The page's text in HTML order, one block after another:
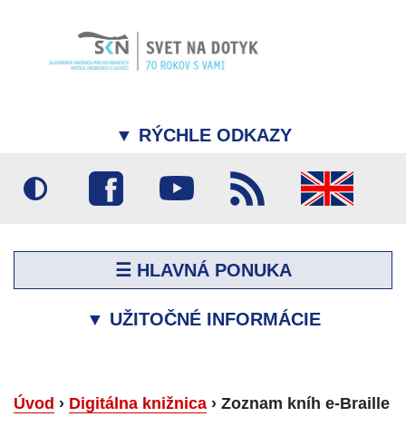
▼ RÝCHLE ODKAZY
☰ HLAVNÁ PONUKA
▼ UŽITOČNÉ INFORMÁCIE
Úvod › Digitálna knižnica › Zoznam kníh e-Braille